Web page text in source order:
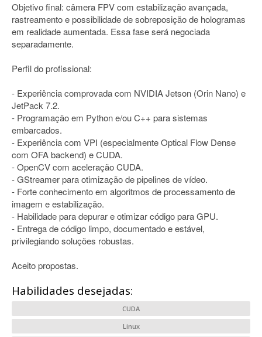
Objetivo final: câmera FPV com estabilização avançada,
rastreamento e possibilidade de sobreposição de hologramas
em realidade aumentada. Essa fase será negociada
separadamente.
Perfil do profissional:
- Experiência comprovada com NVIDIA Jetson (Orin Nano) e
JetPack 7.2.
- Programação em Python e/ou C++ para sistemas
embarcados.
- Experiência com VPI (especialmente Optical Flow Dense
com OFA backend) e CUDA.
- OpenCV com aceleração CUDA.
- GStreamer para otimização de pipelines de vídeo.
- Forte conhecimento em algoritmos de processamento de
imagem e estabilização.
- Habilidade para depurar e otimizar código para GPU.
- Entrega de código limpo, documentado e estável,
privilegiando soluções robustas.
Aceito propostas.
Habilidades desejadas:
CUDA
Linux